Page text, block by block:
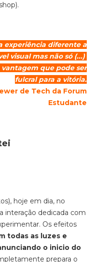
experiência diferente a
visual mas não só (...)
que pode ser
fulcral para a vitória.
de Tech da Forum
Estudante
hoje em dia, no
interação dedicada com
Os efeitos
todas as luzes e
o inicio do
prepara o